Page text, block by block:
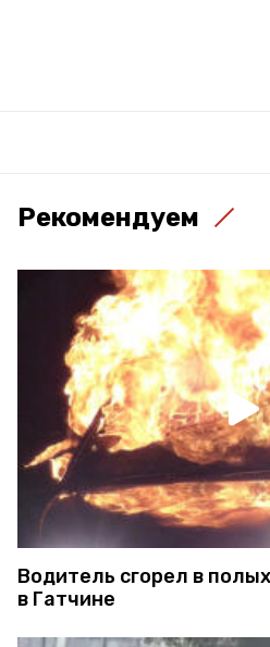
Рекомендуем
Водитель сгорел в
в Гатчине